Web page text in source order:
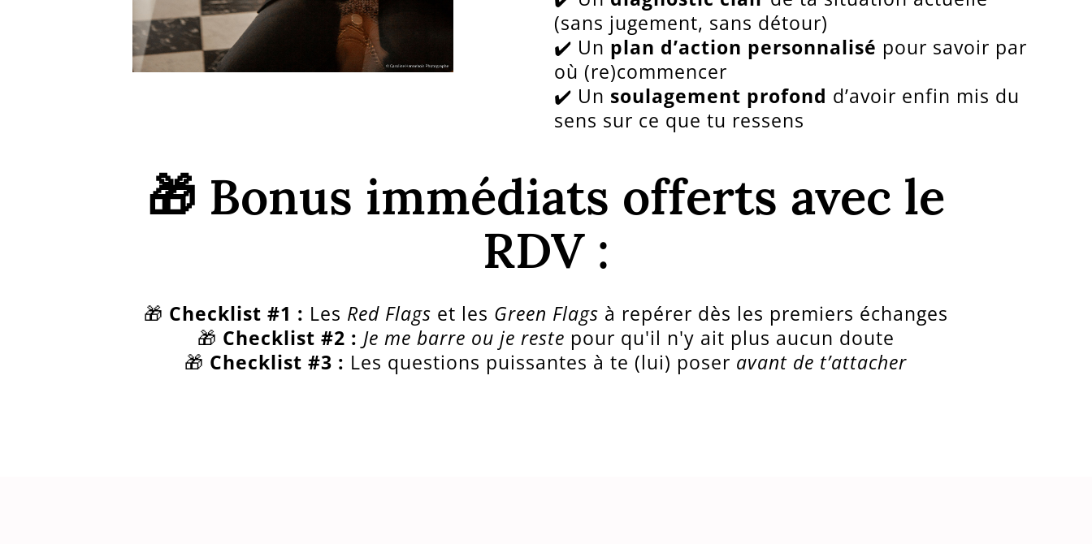
(sans jugement, sans détour)
✔️ Un plan d’action personnalisé pour savoir par
où (re)commencer
✔️ Un soulagement profond d’avoir enfin mis du
sens sur ce que tu ressens
🎁 Bonus immédiats offerts avec le
RDV :
🎁 Checklist #1 : Les Red Flags et les Green Flags à repérer dès les premiers échanges
🎁 Checklist #2 : Je me barre ou je reste pour qu'il n'y ait plus aucun doute
🎁 Checklist #3 : Les questions puissantes à te (lui) poser avant de t’attacher